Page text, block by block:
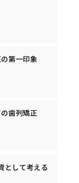
第一印象
歯列矯正
として考える